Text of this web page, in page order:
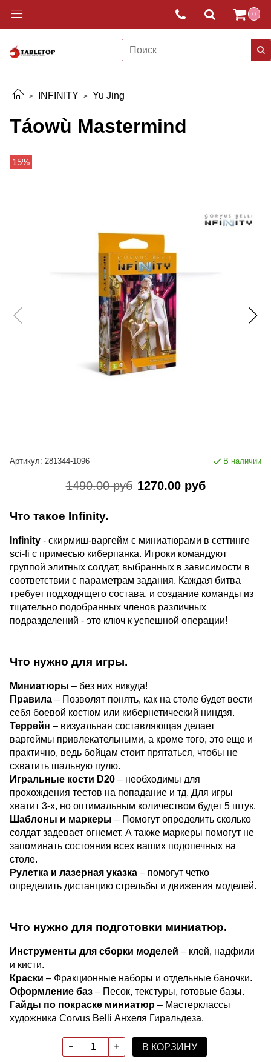
0
INFINITY Yu Jing
Táowù Mastermind
15%
Артикул: 281344-1096 В наличии
1490.00 руб 1270.00 руб
Что такое Infinity.
Infinity - скирмиш-варгейм с миниатюрами в сеттинге
sci-fi с примесью киберпанка. Игроки командуют
группой элитных солдат, выбранных в зависимости в
соответствии с параметрам задания. Каждая битва
требует подходящего состава, и создание команды из
тщательно подобранных членов различных
подразделений - это ключ к успешной операции!
Что нужно для игры.
Миниатюры – без них никуда!
Правила – Позволят понять, как на столе будет вести
себя боевой костюм или кибернетический ниндзя.
Террейн – визуальная составляющая делает
варгеймы привлекательными, а кроме того, это еще и
практично, ведь бойцам стоит прятаться, чтобы не
схватить шальную пулю.
Игральные кости D20 – необходимы для
прохождения тестов на попадание и тд. Для игры
хватит 3-х, но оптимальным количеством будет 5 штук.
Шаблоны и маркеры – Помогут определить сколько
солдат задевает огнемет. А также маркеры помогут не
запоминать состояния всех ваших подопечных на
столе.
Рулетка и лазерная указка – помогут четко
определить дистанцию стрельбы и движения моделей.
Что нужно для подготовки миниатюр.
Инструменты для сборки моделей – клей, надфили
и кисти.
Краски – Фракционные наборы и отдельные баночки.
Оформление баз – Песок, текстуры, готовые базы.
Гайды по покраске миниатюр – Мастерклассы
художника Corvus Belli Анхеля Гиральдеза.
В КОРЗИНУ